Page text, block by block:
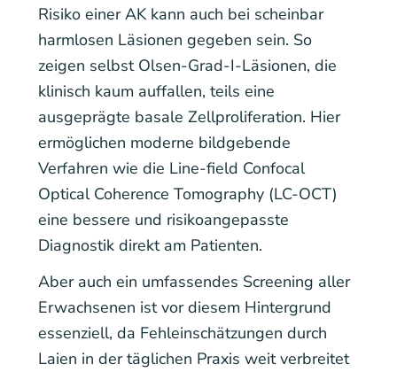
Risiko einer AK kann auch bei scheinbar
harmlosen Läsionen gegeben sein. So
zeigen selbst Olsen-Grad-I-Läsionen, die
klinisch kaum auffallen, teils eine
ausgeprägte basale Zellproliferation. Hier
ermöglichen moderne bildgebende
Verfahren wie die Line-field Confocal
Optical Coherence Tomography (LC-OCT)
eine bessere und risikoangepasste
Diagnostik direkt am Patienten.
Aber auch ein umfassendes Screening aller
Erwachsenen ist vor diesem Hintergrund
essenziell, da Fehleinschätzungen durch
Laien in der täglichen Praxis weit verbreitet